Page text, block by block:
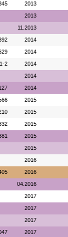
2013
2013
11.2013
2014
2014
2 2014
2014
2014
2015
2015
2015
2015
2015
2016
2016
04.2016
2017
2017
2017
2017